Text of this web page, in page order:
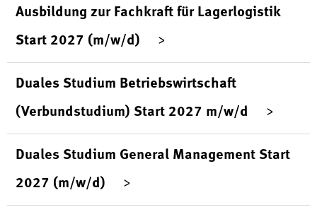
Ausbildung zur Fachkraft für Lagerlogistik
Start 2027 (m/w/d)
Duales Studium Betriebswirtschaft
(Verbundstudium) Start 2027 m/w/d
Duales Studium General Management Start
2027 (m/w/d)